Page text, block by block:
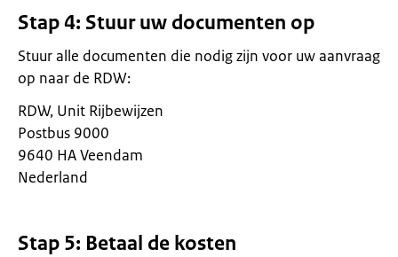
Stap 4: Stuur uw documenten op
Stuur alle documenten die nodig zijn voor uw aanvraag
op naar de RDW:
RDW, Unit Rijbewijzen
Postbus 9000
9640 HA Veendam
Nederland
Stap 5: Betaal de kosten